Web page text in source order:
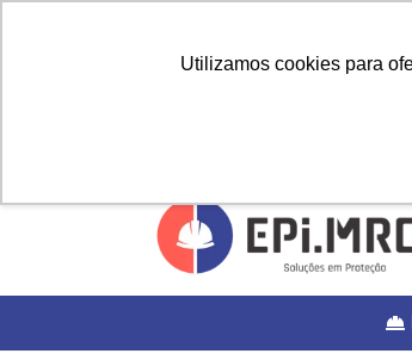
Utilizamos cookies para